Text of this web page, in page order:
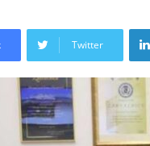
Twitter